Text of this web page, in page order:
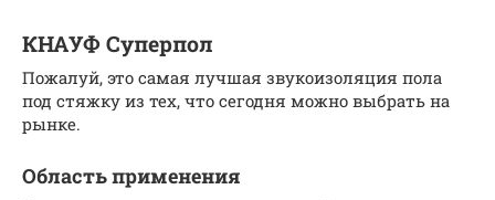
КНАУФ Суперпол
Пожалуй, это самая лучшая звукоизоляция пола
под стяжку из тех, что сегодня можно выбрать на
рынке.
Область применения